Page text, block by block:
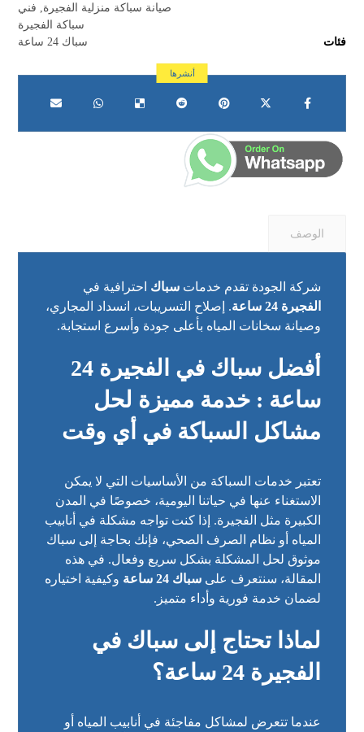
صيانة سباكة منزلية الفجيرة
فني
سباكة الفجيرة
فئات
سباك 24 ساعة
الوصف
شركة الجودة تقدم خدماتسباك احترافية في
الفجيرة 24 ساعة
. إصلاح التسريبات، انسداد المجاري،
وصيانة سخانات المياه بأعلى جودة وأسرع استجابة.
أفضل سباك في الفجيرة 24
ساعة : خدمة مميزة لحل
مشاكل السباكة في أي وقت
تعتبر خدمات السباكة من الأساسيات التي لا يمكن
الاستغناء عنها في حياتنا اليومية، خصوصًا في المدن
الكبيرة مثل الفجيرة. إذا كنت تواجه مشكلة في أنابيب
المياه أو نظام الصرف الصحي، فإنك بحاجة إلى سباك
موثوق لحل المشكلة بشكل سريع وفعال. في هذه
المقالة، سنتعرف علىسباك 24 ساعة
وكيفية اختياره
لضمان خدمة فورية وأداء متميز.
لماذا تحتاج إلى سباك في
الفجيرة 24 ساعة؟
عندما تتعرض لمشاكل مفاجئة في أنابيب المياه أو